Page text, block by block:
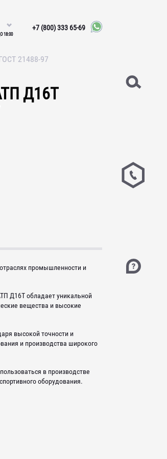
18:00
+7 (800) 333 65-69
21488-97
Д16Т
промышленности и
Д16Т обладает уникальной
вещества и высокие
высокой точности и
и производства широкого
в производстве
оборудования.